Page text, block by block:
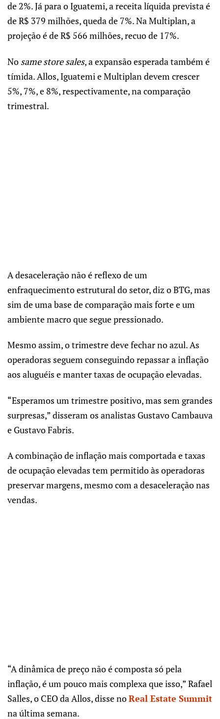
de 2%. Já para o Iguatemi, a receita líquida prevista é
de R$ 379 milhões, queda de 7%. Na Multiplan, a
projeção é de R$ 566 milhões, recuo de 17%.
No same store sales, a expansão esperada também é
tímida. Allos, Iguatemi e Multiplan devem crescer
5%, 7%, e 8%, respectivamente, na comparação
trimestral.
A desaceleração não é reflexo de um
enfraquecimento estrutural do setor, diz o BTG, mas
sim de uma base de comparação mais forte e um
ambiente macro que segue pressionado.
Mesmo assim, o trimestre deve fechar no azul. As
operadoras seguem conseguindo repassar a inflação
aos aluguéis e manter taxas de ocupação elevadas.
“Esperamos um trimestre positivo, mas sem grandes
surpresas,” disseram os analistas Gustavo Cambauva
e Gustavo Fabris.
A combinação de inflação mais comportada e taxas
de ocupação elevadas tem permitido às operadoras
preservar margens, mesmo com a desaceleração nas
vendas.
“A dinâmica de preço não é composta só pela
inflação, é um pouco mais complexa que isso,” Rafael
Salles, o CEO da Allos, disse noReal Estate Summit
na última semana.